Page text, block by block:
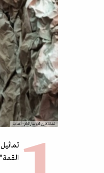
تشاناكارن لاوساراكام- أ.ف.ب
القمة"